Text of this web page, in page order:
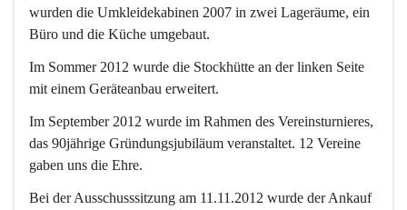
wurden die Umkleidekabinen 2007 in zwei Lageräume, ein
Büro und die Küche umgebaut.
Im Sommer 2012 wurde die Stockhütte an der linken Seite
mit einem Geräteanbau erweitert.
Im September 2012 wurde im Rahmen des Vereinsturnieres,
das 90jährige Gründungsjubiläum veranstaltet. 12 Vereine
gaben uns die Ehre.
Bei der Ausschusssitzung am 11.11.2012 wurde der Ankauf